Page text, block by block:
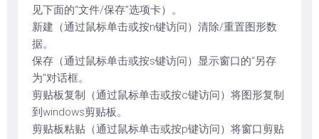
见下面的“文件/保存”选项卡）。
新建（通过鼠标单击或按n键访问）清除/重置图形数
据。
保存（通过鼠标单击或按s键访问）显示窗口的“另存
为”对话框。
剪贴板复制（通过鼠标单击或按c键访问）将图形复制
到windows剪贴板。
剪贴板粘贴（通过鼠标单击或按p键访问）将窗口剪贴